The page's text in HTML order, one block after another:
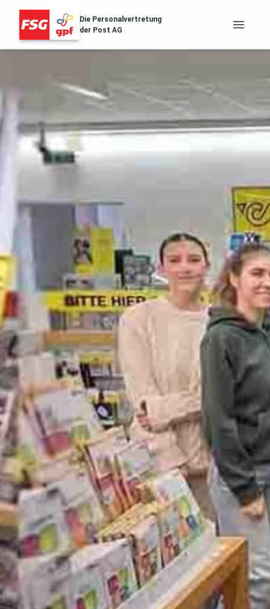
Die Personalvertretung
der Post AG
Über Uns
Distribution & Logistik
Filialnetz
Regionales
Archiv der Aussendungen des ZA
Gehaltstabellen
Die aktuellen Gehaltstabellen
Zentralausschuss Aktuell
Archiv des Magazins des ZA
Ermäßigungen
Ermäßigte Angebote unserer Partner
Anträge & Formulare
Verzeichnis zum Download
Pensionisten
Aktuelles speziell für Pensionisten
Meine Mitgliedschaft
Hast du eine Frage zur Mitgliedschaft?
Mitglied werden
Online Formular der gpf
Kontakt
Hast du eine Frage an uns?
Newsletter
Bleibe auf dem Laufenden
POST.SOZIAL